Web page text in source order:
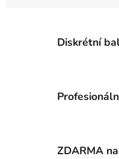
Diskrétní
ZDARMA